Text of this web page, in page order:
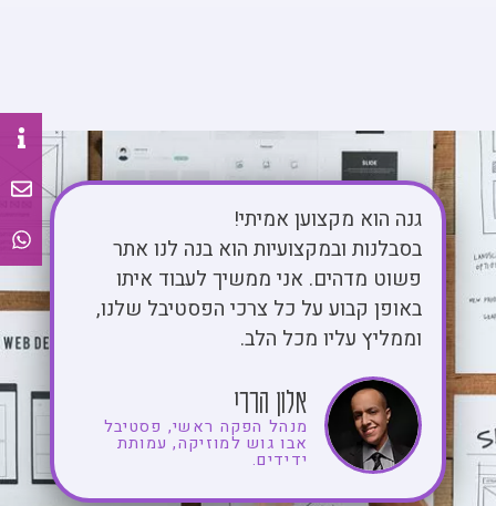
גנה הוא מקצוען אמיתי!
בסבלנות ובמקצועיות הוא בנה לנו אתר
פשוט מדהים. אני ממשיך לעבוד איתו
באופן קבוע על כל צרכי הפסטיבל שלנו,
וממליץ עליו מכל הלב.
אלון הררי
מנהל הפקה ראשי, פסטיבל
אבו גוש למוזיקה, עמותת
ידידים.